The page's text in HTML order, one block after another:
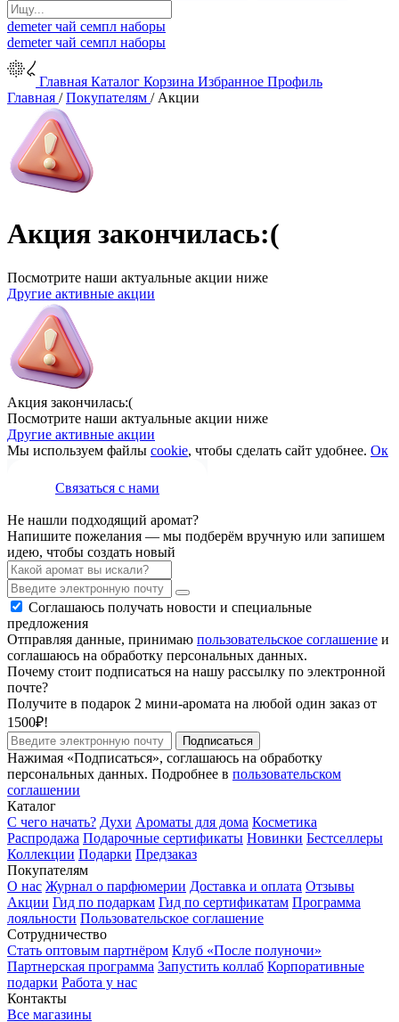
demeterчай семпл наборы
demeterчай семпл наборы
Главная Каталог Корзина Избранное Профиль
Главная /Покупателям / Акции
Акция закончилась:(
Посмотрите наши актуальные акции ниже
Другие активные акции
Акция закончилась:(
Посмотрите наши актуальные акции ниже
Другие активные акции
Мы используем файлы cookie, чтобы сделать сайт удобнее. Ок
Связаться с нами
Не нашли подходящий аромат?
Напишите пожелания — мы подберём вручную или запишем
идею, чтобы создать новый
Соглашаюсь получать новости и специальные
предложения
Отправляя данные, принимаю пользовательское соглашение и
соглашаюсь на обработку персональных данных.
Почему стоит подписаться на нашу рассылку по электронной
почте?
Получите в подарок 2 мини-аромата на любой один заказ от
1500₽!
Подписаться
Нажимая «Подписаться», соглашаюсь на обработку
персональных данных. Подробнее в пользовательском
соглашении
Каталог
С чего начать? Духи Ароматы для дома Косметика
Распродажа Подарочные сертификаты Новинки Бестселлеры
Коллекции Подарки Предзаказ
Покупателям
О нас Журнал о парфюмерии Доставка и оплата Отзывы
Акции Гид по подаркам Гид по сертификатам Программа
лояльности Пользовательское соглашение
Сотрудничество
Стать оптовым партнёром Клуб «После полуночи»
Партнерская программа Запустить коллаб Корпоративные
подарки Работа у нас
Контакты
Все магазины